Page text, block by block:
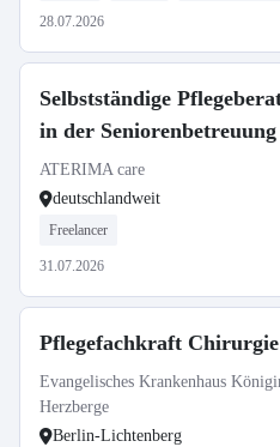
28.07.2026
Selbstständige
in der Seniorenbetreuung
ATERIMA care
deutschlandweit
Freelancer
31.07.2026
Pflegefachkraft Chirurgie
Evangelisches Krankenhaus
Herzberge
Berlin-Lichtenberg